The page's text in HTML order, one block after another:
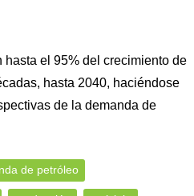
hasta el 95% del crecimiento de
hasta 2040, haciéndose
de la demanda de
de petróleo